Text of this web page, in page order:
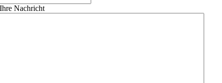
Ihre Nachricht